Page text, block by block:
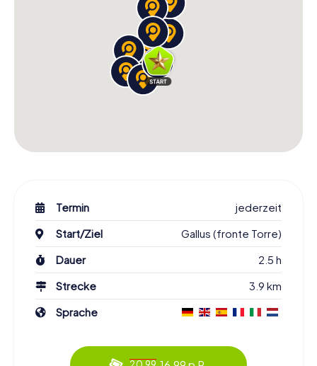
Termin
jederzeit
Start/Ziel
Gallus (fronte Torre)
Dauer
2.5 h
Strecke
3.9 km
Sprache